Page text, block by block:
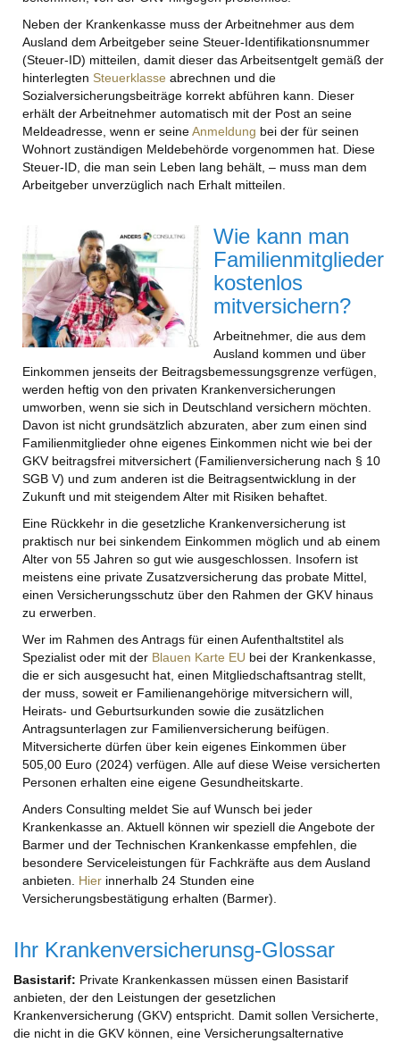
Neben der Krankenkasse muss der Arbeitnehmer aus dem
Ausland dem Arbeitgeber seine Steuer-Identifikationsnummer
(Steuer-ID) mitteilen, damit dieser das Arbeitsentgelt gemäß der
hinterlegten Steuerklasse abrechnen und die
Sozialversicherungsbeiträge korrekt abführen kann. Dieser
erhält der Arbeitnehmer automatisch mit der Post an seine
Meldeadresse, wenn er seineAnmeldung bei der für seinen
Wohnort zuständigen Meldebehörde vorgenommen hat. Diese
Steuer-ID, die man sein Leben lang behält, – muss man dem
Arbeitgeber unverzüglich nach Erhalt mitteilen.
Wie kann man
Familienmitglieder
kostenlos
mitversichern?
Arbeitnehmer, die aus dem
Ausland kommen und über
Einkommen jenseits der Beitragsbemessungsgrenze verfügen,
werden heftig von den privaten Krankenversicherungen
umworben, wenn sie sich in Deutschland versichern möchten.
Davon ist nicht grundsätzlich abzuraten, aber zum einen sind
Familienmitglieder ohne eigenes Einkommen nicht wie bei der
GKV beitragsfrei mitversichert (Familienversicherung nach § 10
SGB V) und zum anderen ist die Beitragsentwicklung in der
Zukunft und mit steigendem Alter mit Risiken behaftet.
Eine Rückkehr in die gesetzliche Krankenversicherung ist
praktisch nur bei sinkendem Einkommen möglich und ab einem
Alter von 55 Jahren so gut wie ausgeschlossen. Insofern ist
meistens eine private Zusatzversicherung das probate Mittel,
einen Versicherungsschutz über den Rahmen der GKV hinaus
zu erwerben.
Wer im Rahmen des Antrags für einen Aufenthaltstitel als
Spezialist oder mit der Blauen Karte EU bei der Krankenkasse,
die er sich ausgesucht hat, einen Mitgliedschaftsantrag stellt,
der muss, soweit er Familienangehörige mitversichern will,
Heirats- und Geburtsurkunden sowie die zusätzlichen
Antragsunterlagen zur Familienversicherung beifügen.
Mitversicherte dürfen über kein eigenes Einkommen über
505,00 Euro (2024) verfügen. Alle auf diese Weise versicherten
Personen erhalten eine eigene Gesundheitskarte.
Anders Consulting meldet Sie auf Wunsch bei jeder
Krankenkasse an. Aktuell können wir speziell die Angebote der
Barmer und der Technischen Krankenkasse empfehlen, die
besondere Serviceleistungen für Fachkräfte aus dem Ausland
anbieten. Hier innerhalb 24 Stunden eine
Versicherungsbestätigung erhalten (Barmer).
Ihr Krankenversicherunsg-Glossar
Basistarif: Private Krankenkassen müssen einen Basistarif
anbieten, der den Leistungen der gesetzlichen
Krankenversicherung (GKV) entspricht. Damit sollen Versicherte,
die nicht in die GKV können, eine Versicherungsalternative